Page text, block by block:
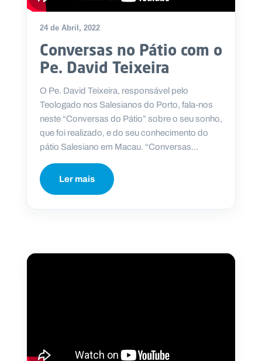
24 de Abril, 2022
Conversas no Pátio com o
Pe. David Teixeira
O Pe. David Teixeira, responsável pelo
Teologado nos Salesianos do Porto, fala-nos
neste “Conversas do Pátio” sobre o seu sonho,
que foi realizado, e do seu conhecimento do
pátio Salesiano em Macau. “Conversas...
Ler mais